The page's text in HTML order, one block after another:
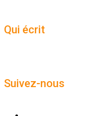
Qui écrit
Suivez-nous